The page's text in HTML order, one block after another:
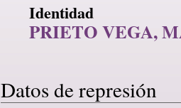
Identidad
PRIETO VEGA,
Datos de represión